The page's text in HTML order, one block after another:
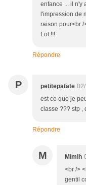
enfance ... il n'y
l'impression de
raison pour<br /
Lol !!!
Répondre
P petitepatate
est ce que je
classe ??? stp ,
Répondre
M Mimih
<br />
gentil